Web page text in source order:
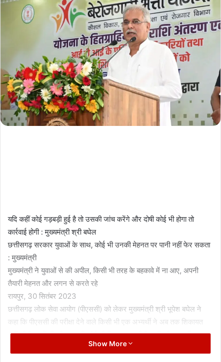
यदि कहीं कोई गड़बड़ी हुई है तो उसकी जांच करेंगे और दोषी कोई भी होगा तो
कार्रवाई होगी : मुख्यमंत्री श्री बघेल
छत्तीसगढ़ सरकार युवाओं के साथ, कोई भी उनकी मेहनत पर पानी नहीं फेर सकता
: मुख्यमंत्री
मुख्यमंत्री ने युवाओं से की अपील, किसी भी तरह के बहकावे में ना आए, अपनी
तैयारी मेहनत और लगन से करते रहे
रायपुर, 30 सितंबर 2023
छत्तीसगढ़ लोक सेवा आयोग (पीएससी) को लेकर मुख्यमंत्री श्री भूपेश बघेल ने
कहा कि पीएससी की परीक्षा देने वाले किसी भी एक अभ्यर्थी ने अब तक शिकायत
नहीं की है। यदि किसी तरह की कोई भी शिकायत आती है या किसी अभ्यर्थी द्वारा
एक भी शिकायत की जाती है तो हम हर शिकायत की गंभीरता से जांच करेंगे। किसी
Show More